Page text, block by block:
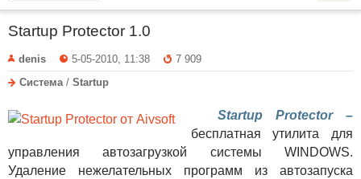
Startup Protector 1.0
denis 5-05-2010, 11:38
7 909
Система / Startup
Startup Protector –
бесплатная утилита для
управления автозагрузкой системы WINDOWS.
Удаление нежелательных программ из автозапуска